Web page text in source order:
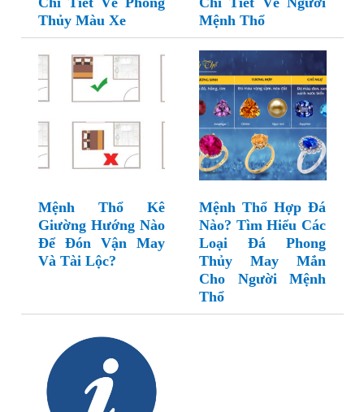
Thủy Màu Xe
Mệnh Thổ
Mệnh Thổ Kê
Giường Hướng Nào
Để Đón Vận May
Và Tài Lộc?
Mệnh Thổ Hợp Đá
Nào? Tìm Hiểu Các
Loại Đá Phong
Thủy May Mắn
Cho Người Mệnh
Thổ